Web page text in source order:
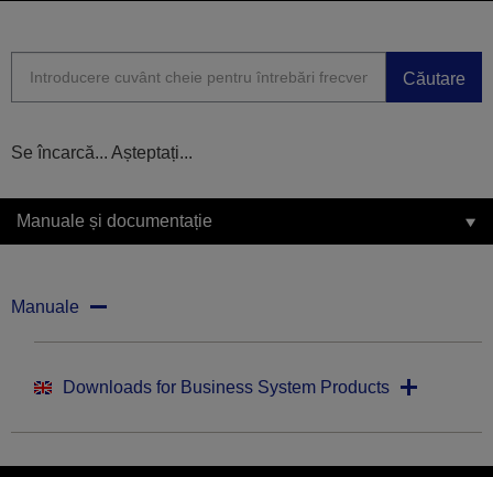
Căutare
Se încarcă... Așteptați...
Manuale și documentație
Manuale
Downloads for Business System Products